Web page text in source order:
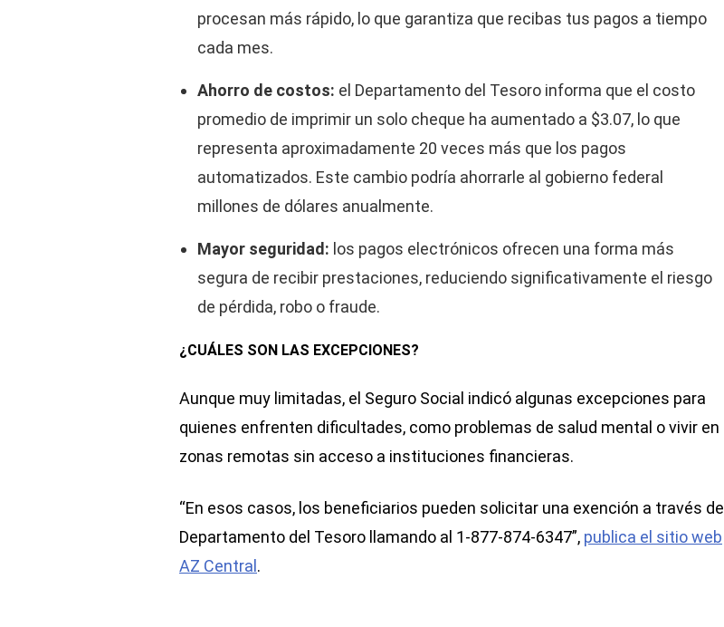
procesan más rápido, lo que garantiza que recibas tus pagos a tiempo
cada mes.
Ahorro de costos: el Departamento del Tesoro informa que el costo
promedio de imprimir un solo cheque ha aumentado a $3.07, lo que
representa aproximadamente 20 veces más que los pagos
automatizados. Este cambio podría ahorrarle al gobierno federal
millones de dólares anualmente.
Mayor seguridad: los pagos electrónicos ofrecen una forma más
segura de recibir prestaciones, reduciendo significativamente el riesgo
de pérdida, robo o fraude.
¿CUÁLES SON LAS EXCEPCIONES?
Aunque muy limitadas, el Seguro Social indicó algunas excepciones para
quienes enfrenten dificultades, como problemas de salud mental o vivir en
zonas remotas sin acceso a instituciones financieras.
“En esos casos, los beneficiarios pueden solicitar una exención a través del
Departamento del Tesoro llamando al 1-877-874-6347”, publica el sitio web
AZ Central .